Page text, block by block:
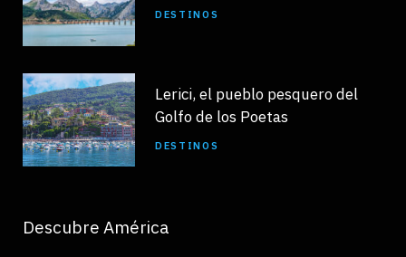
DESTINOS
Lerici, el pueblo pesquero del
Golfo de los Poetas
DESTINOS
Descubre América